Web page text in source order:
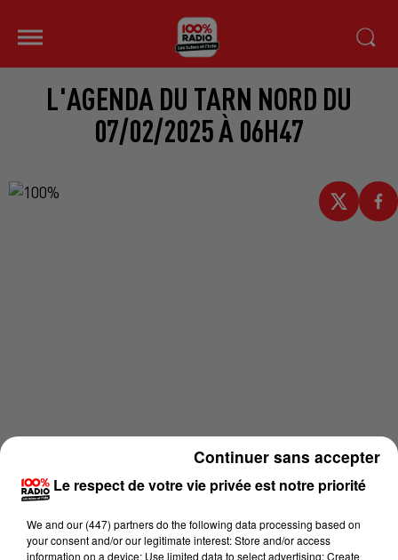
L'AGENDA DU TARN NORD DU
07/02/2025 À 06H47
Le respect de votre vie privée est notre priorité
We and our (447) partnersdo the following data processing based on
your consent and/or our legitimate interest: Store and/or access
information on a device; Use limited data to select advertising; Create
Continuer sans accepter